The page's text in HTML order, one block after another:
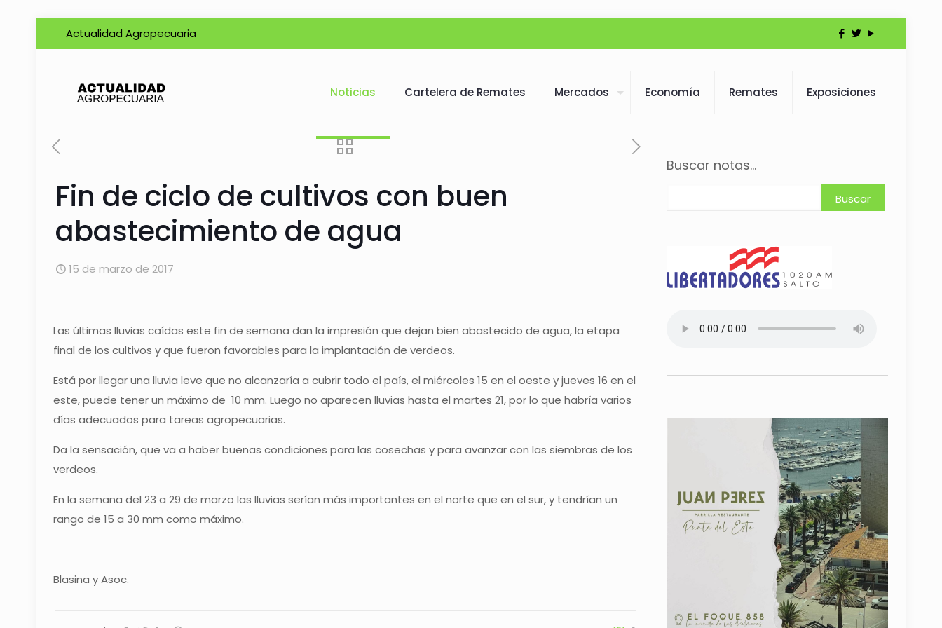
Actualidad Agropecuaria
Noticias Cartelera de Remates Mercados Economía Remates Exposiciones
Fin de ciclo de cultivos con buen
abastecimiento de agua
15 de marzo de 2017
Las últimas lluvias caídas este fin de semana dan la impresión que dejan bien abastecido de agua, la etapa
final de los cultivos y que fueron favorables para la implantación de verdeos.
Está por llegar una lluvia leve que no alcanzaría a cubrir todo el país, el miércoles 15 en el oeste y jueves 16 en el
este, puede tener un máximo de 10 mm. Luego no aparecen lluvias hasta el martes 21, por lo que habría varios
días adecuados para tareas agropecuarias.
Da la sensación, que va a haber buenas condiciones para las cosechas y para avanzar con las siembras de los
verdeos.
En la semana del 23 a 29 de marzo las lluvias serían más importantes en el norte que en el sur, y tendrían un
rango de 15 a 30 mm como máximo.
Blasina y Asoc.
Buscar notas...
Buscar